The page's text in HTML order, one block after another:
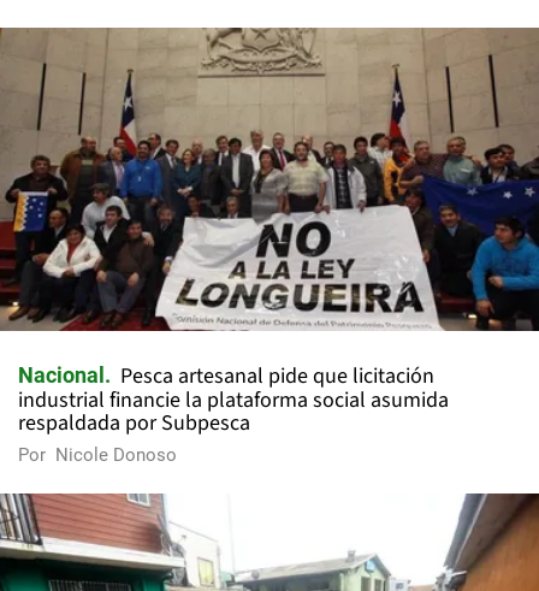
Nacional
Pesca artesanal pide que licitación
industrial financie la plataforma social asumida
respaldada por Subpesca
Por Nicole Donoso